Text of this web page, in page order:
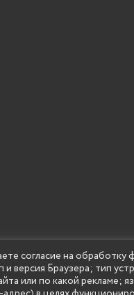
образовательное
согласие на
Браузера; тип
или по какой рекламе;